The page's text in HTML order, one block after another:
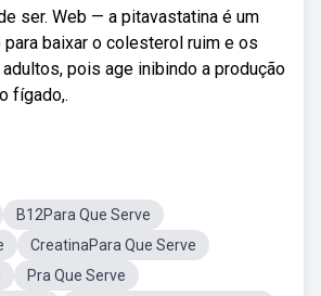
ser. Web — a pitavastatina é um
baixar o colesterol ruim e os
pois age inibindo a produção
fígado,.
B12Para Que Serve
CreatinaPara Que Serve
Pra Que Serve